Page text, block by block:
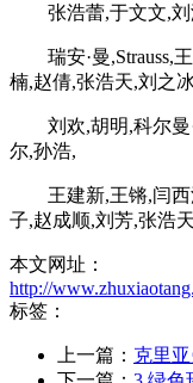
张浩蕾,于文文,刘
瑞安·曼,Strauss,王
楠,赵倩,张浩天,刘之冰
刘欢,胡明,科尔曼·
尔,孙浩,
王建新,王锵,闫西
子,赵成顺,刘芳,张浩
本文网址：
http://
标签：
上一篇： 克里